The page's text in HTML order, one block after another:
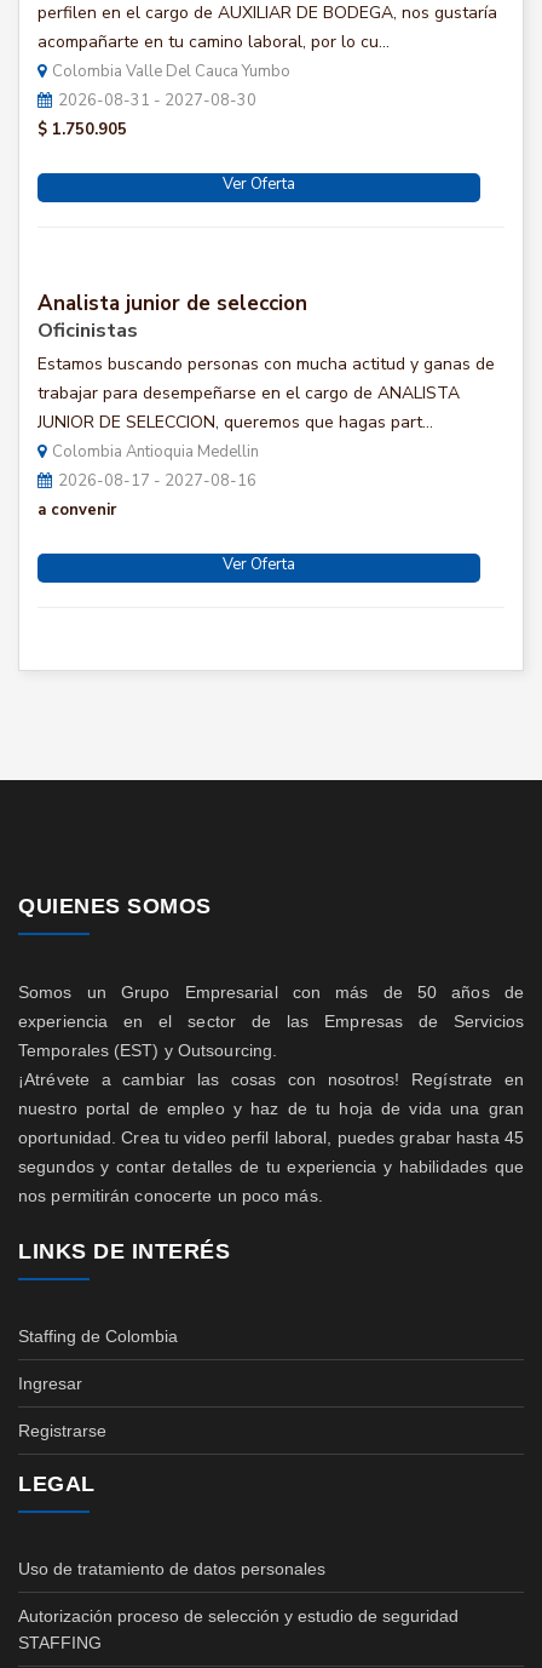
perfilen en el cargo de AUXILIAR DE BODEGA, nos gustaría
acompañarte en tu camino laboral, por lo cu...
Colombia Valle Del Cauca Yumbo
2026-08-31 - 2027-08-30
$ 1.750.905
Ver Oferta
Analista junior de seleccion
Oficinistas
Estamos buscando personas con mucha actitud y ganas de
trabajar para desempeñarse en el cargo de ANALISTA
JUNIOR DE SELECCION, queremos que hagas part...
Colombia Antioquia Medellin
2026-08-17 - 2027-08-16
a convenir
Ver Oferta
QUIENES SOMOS
Somos un Grupo Empresarial con más de 50 años de
experiencia en el sector de las Empresas de Servicios
Temporales (EST) y Outsourcing.
¡Atrévete a cambiar las cosas con nosotros! Regístrate en
nuestro portal de empleo y haz de tu hoja de vida una gran
oportunidad. Crea tu video perfil laboral, puedes grabar hasta 45
segundos y contar detalles de tu experiencia y habilidades que
nos permitirán conocerte un poco más.
LINKS DE INTERÉS
Staffing de Colombia
Ingresar
Registrarse
LEGAL
Uso de tratamiento de datos personales
Autorización proceso de selección y estudio de seguridad
STAFFING